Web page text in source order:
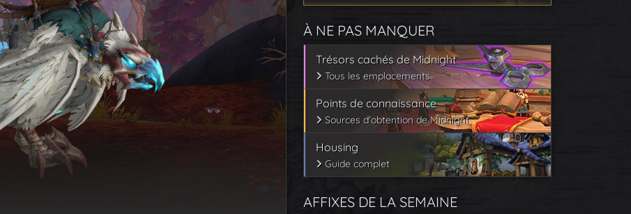
À NE PAS MANQUER
Trésors cachés de Midnight
Tous les emplacements
Points de connaissance
Sources d'obtention de Midnight
Housing
Guide complet
AFFIXES DE LA SEMAINE